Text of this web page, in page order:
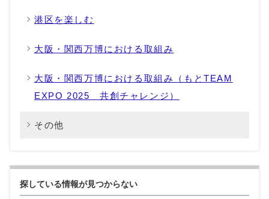
港区を楽しむ
大阪・関西万博における取組み
大阪・関西万博における取組み（もとTEAM
EXPO 2025 共創チャレンジ）
その他
探している情報が見つからない